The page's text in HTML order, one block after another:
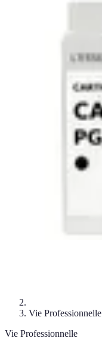
Astuces Pour Tous
Vie Professionnelle
Vie Professionnelle